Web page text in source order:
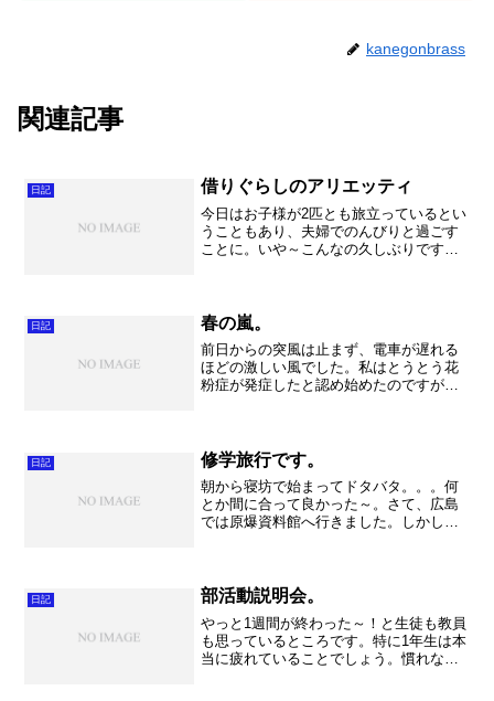
kanegonbrass
関連記事
日記 借りぐらしのアリエッティ
今日はお子様が2匹とも旅立っているとい
うこともあり、夫婦でのんびりと過ごす
ことに。いや～こんなの久しぶりです
～と。DVDが出てからで...
日記 春の嵐。
前日からの突風は止まず、電車が遅れる
ほどの激しい風でした。私はとうとう花
粉症が発症したと認め始めたのですが、
るのかと思うと、相当憂鬱にな...
日記 修学旅行です。
朝から寝坊で始まってドタバタ。。。何
とか間に合って良かった～。さて、広島
では原爆資料館へ行きました。しかし、
ももっと色々と知りたいと...
日記 部活動説明会。
やっと1週間が終わった～！と生徒も教員
も思っているところです。特に1年生は本
当に疲れていることでしょう。慣れない